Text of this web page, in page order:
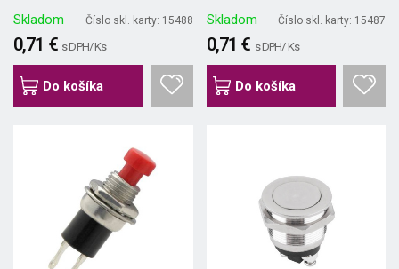
Skladom Číslo skl. karty: 15488
0,71 € s DPH/ Ks
Do košíka
Skladom Číslo skl. karty: 15487
0,71 € s DPH/ Ks
Do košíka